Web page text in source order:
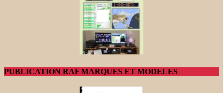
PUBLICATION RAF MARQUES ET MODELES